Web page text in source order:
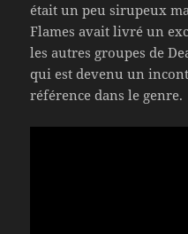
était un peu sirupeux
Flames avait livré un
les autres groupes de
qui est devenu un
référence dans le genre.